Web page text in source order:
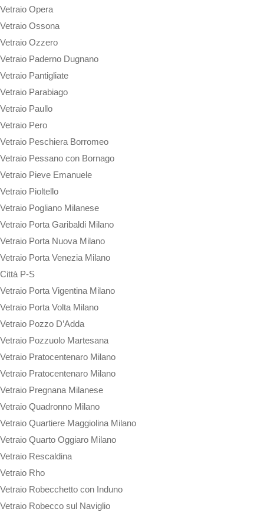
Vetraio Opera
Vetraio Ossona
Vetraio Ozzero
Vetraio Paderno Dugnano
Vetraio Pantigliate
Vetraio Parabiago
Vetraio Paullo
Vetraio Pero
Vetraio Peschiera Borromeo
Vetraio Pessano con Bornago
Vetraio Pieve Emanuele
Vetraio Pioltello
Vetraio Pogliano Milanese
Vetraio Porta Garibaldi Milano
Vetraio Porta Nuova Milano
Vetraio Porta Venezia Milano
Città P-S
Vetraio Porta Vigentina Milano
Vetraio Porta Volta Milano
Vetraio Pozzo D’Adda
Vetraio Pozzuolo Martesana
Vetraio Pratocentenaro Milano
Vetraio Pratocentenaro Milano
Vetraio Pregnana Milanese
Vetraio Quadronno Milano
Vetraio Quartiere Maggiolina Milano
Vetraio Quarto Oggiaro Milano
Vetraio Rescaldina
Vetraio Rho
Vetraio Robecchetto con Induno
Vetraio Robecco sul Naviglio